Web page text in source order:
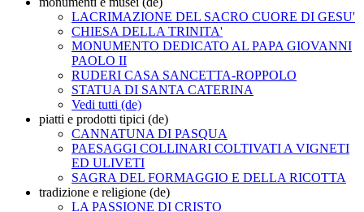
LACRIMAZIONE DEL SACRO CUORE DI GESU'
CHIESA DELLA TRINITA'
MONUMENTO DEDICATO AL PAPA GIOVANNI
PAOLO II
RUDERI CASA SANCETTA-ROPPOLO
STATUA DI SANTA CATERINA
Vedi tutti (de)
piatti e prodotti tipici (de)
CANNATUNA DI PASQUA
PAESAGGI COLLINARI COLTIVATI A VIGNETI
ED ULIVETI
SAGRA DEL FORMAGGIO E DELLA RICOTTA
tradizione e religione (de)
LA PASSIONE DI CRISTO